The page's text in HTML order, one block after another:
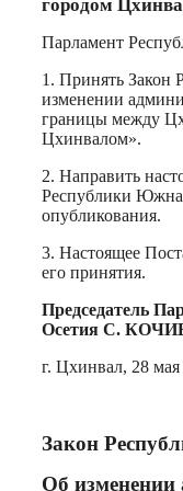
городом
Парламент
1. Принять Закон
изменении
границы между
Цхинвалом».
2. Направить
Республики
опубликования.
3. Настоящее
его принятия.
Председатель
Осетия С.
г. Цхинвал, 28 мая
Закон
Об изменении